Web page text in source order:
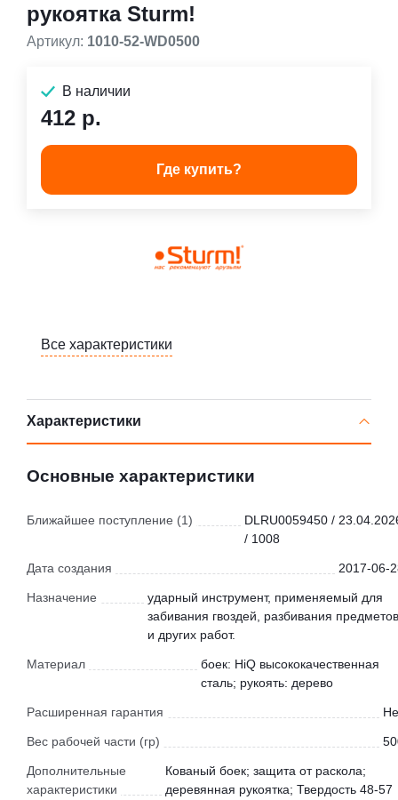
рукоятка Sturm!
Артикул: 1010-52-WD0500
В наличии
412 р.
Где купить?
Все характеристики
Характеристики
Основные характеристики
Ближайшее поступление (1)
DLRU0059450 /
/ 1008
Дата создания 2017-06-
Назначение
ударный инструмент, применяемый для
забивания гвоздей, разбивания предметов
и других работ.
Материал
боек: HiQ высококачественная
сталь; рукоять: дерево
Расширенная гарантия
Вес рабочей части (гр)
Дополнительные
характеристики
Кованый боек; защита от раскола;
деревянная рукоятка; Твердость 48-57